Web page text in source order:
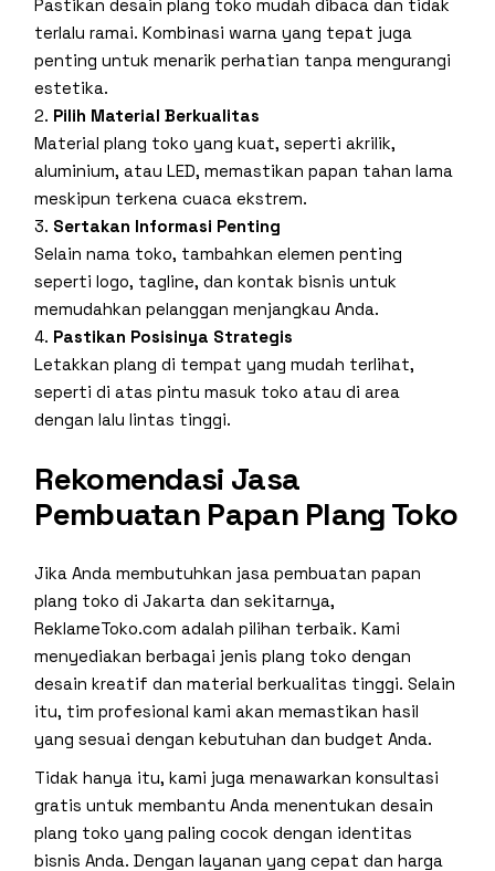
Pastikan desain plang toko mudah dibaca dan tidak
terlalu ramai. Kombinasi warna yang tepat juga
penting untuk menarik perhatian tanpa mengurangi
estetika.
Pilih Material Berkualitas
Material plang toko yang kuat, seperti akrilik,
aluminium, atau LED, memastikan papan tahan lama
meskipun terkena cuaca ekstrem.
Sertakan Informasi Penting
Selain nama toko, tambahkan elemen penting
seperti logo, tagline, dan kontak bisnis untuk
memudahkan pelanggan menjangkau Anda.
Pastikan Posisinya Strategis
Letakkan plang di tempat yang mudah terlihat,
seperti di atas pintu masuk toko atau di area
dengan lalu lintas tinggi.
Rekomendasi Jasa
Pembuatan Papan Plang Toko
Jika Anda membutuhkan jasa pembuatan papan
plang toko di Jakarta dan sekitarnya,
ReklameToko.com adalah pilihan terbaik. Kami
menyediakan berbagai jenis plang toko dengan
desain kreatif dan material berkualitas tinggi. Selain
itu, tim profesional kami akan memastikan hasil
yang sesuai dengan kebutuhan dan budget Anda.
Tidak hanya itu, kami juga menawarkan konsultasi
gratis untuk membantu Anda menentukan desain
plang toko yang paling cocok dengan identitas
bisnis Anda. Dengan layanan yang cepat dan harga